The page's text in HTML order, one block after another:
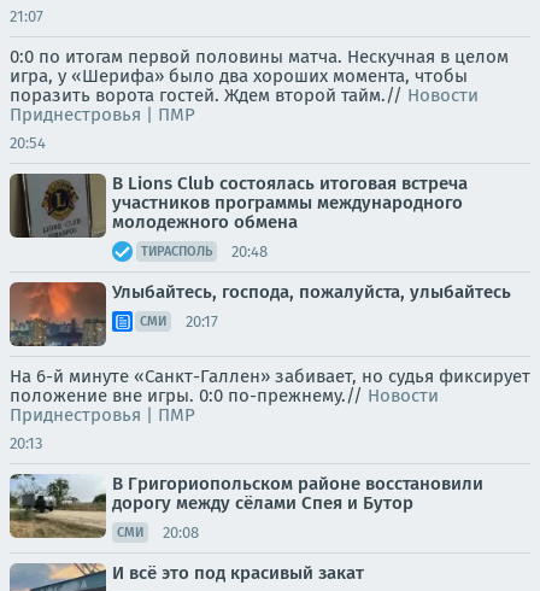
21:07
0:0 по итогам первой половины матча. Нескучная в целом
игра, у «Шерифа» было два хороших момента, чтобы
поразить ворота гостей. Ждем второй тайм.// Новости
Приднестровья | ПМР
20:54
В Lions Club состоялась итоговая встреча
участников программы международного
молодежного обмена
ТИРАСПОЛЬ 20:48
Улыбайтесь, господа, пожалуйста, улыбайтесь
СМИ 20:17
На 6-й минуте «Санкт-Галлен» забивает, но судья фиксирует
положение вне игры. 0:0 по-прежнему.// Новости
Приднестровья | ПМР
20:13
В Григориопольском районе восстановили
дорогу между сёлами Спея и Бутор
СМИ 20:08
И всё это под красивый закат